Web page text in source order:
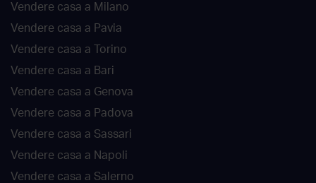
Vendere casa a Milano
Vendere casa a Pavia
Vendere casa a Torino
Vendere casa a Bari
Vendere casa a Genova
Vendere casa a Padova
Vendere casa a Sassari
Vendere casa a Napoli
Vendere casa a Salerno